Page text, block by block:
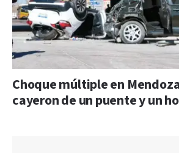
Choque múltiple en
cayeron de un puente y un